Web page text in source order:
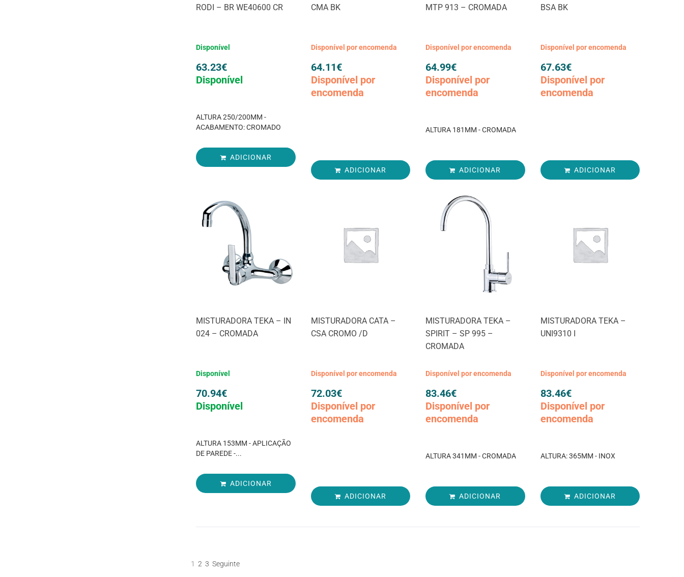
RODI – BR WE40600 CR
Disponível
63.23€
Disponível
ALTURA 250/200MM -
ACABAMENTO: CROMADO
ADICIONAR
CMA BK
Disponível por encomenda
64.11€
Disponível por
encomenda
ADICIONAR
MTP 913 – CROMADA
Disponível por encomenda
64.99€
Disponível por
encomenda
ALTURA 181MM - CROMADA
ADICIONAR
BSA BK
Disponível por encomenda
67.63€
Disponível por
encomenda
ADICIONAR
MISTURADORA TEKA – IN
024 – CROMADA
Disponível
70.94€
Disponível
ALTURA 153MM - APLICAÇÃO
DE PAREDE -...
ADICIONAR
MISTURADORA CATA –
CSA CROMO /D
Disponível por encomenda
72.03€
Disponível por
encomenda
ADICIONAR
MISTURADORA TEKA –
SPIRIT – SP 995 –
CROMADA
Disponível por encomenda
83.46€
Disponível por
encomenda
ALTURA 341MM - CROMADA
ADICIONAR
MISTURADORA TEKA –
UNI9310 I
Disponível por encomenda
83.46€
Disponível por
encomenda
ALTURA: 365MM - INOX
ADICIONAR
1 2 3 Seguinte